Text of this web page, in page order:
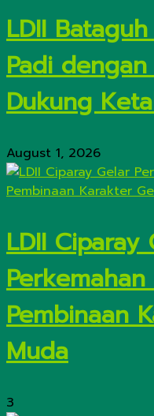
LDII
Padi
Dukung
August 1, 2026
LDII Ciparay
Pembinaan
Muda
3